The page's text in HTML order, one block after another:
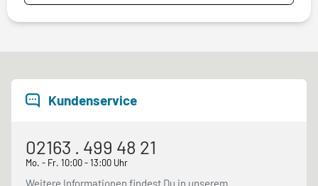
Kundenservice
02163 . 499 48 21
Mo. - Fr. 10:00 - 13:00 Uhr
Weitere Informationen findest Du in unserem